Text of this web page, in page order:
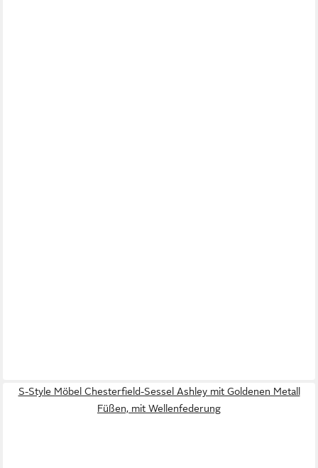
S-Style Möbel Chesterfield-Sessel Ashley mit Goldenen Metall
Füßen, mit Wellenfederung